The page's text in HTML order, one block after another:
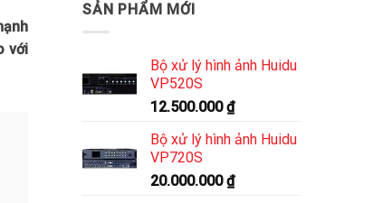
với
SẢN PHẨM MỚI
Bộ xử lý hình ảnh Huidu
VP520S
12.500.000₫
Bộ xử lý hình ảnh Huidu
VP720S
20.000.000₫